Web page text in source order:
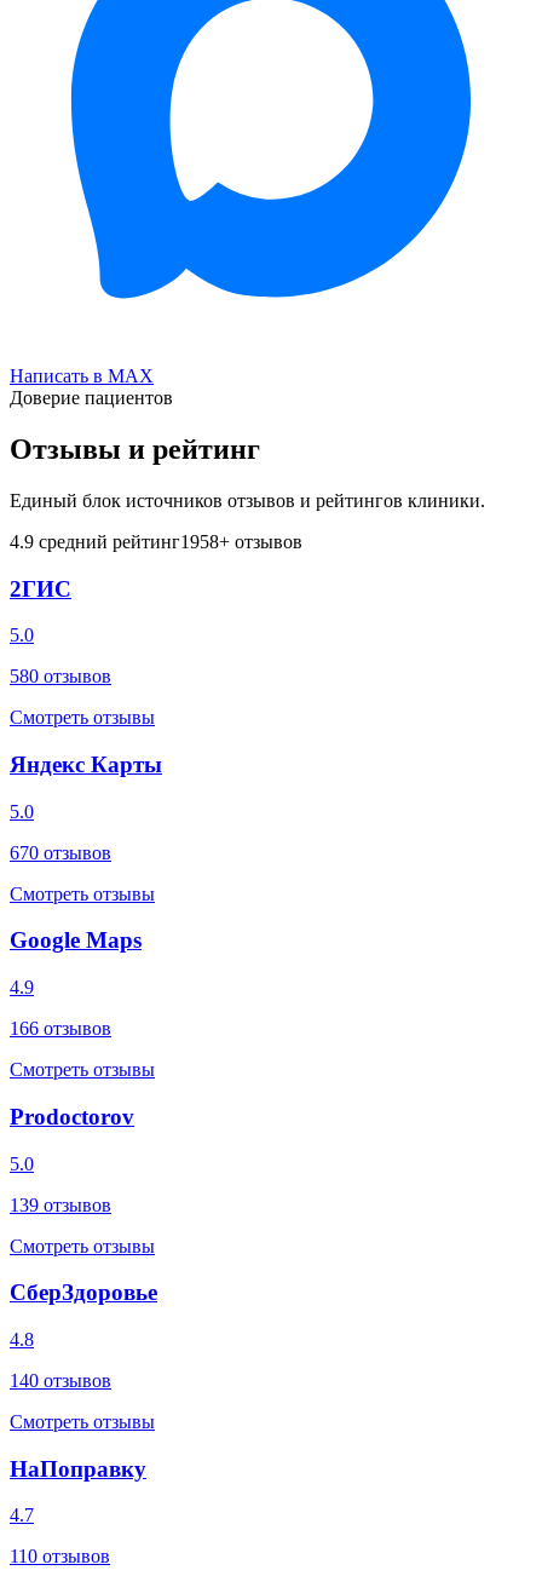
Написать в MAX
Доверие пациентов
Отзывы и рейтинг
Единый блок источников отзывов и рейтингов клиники.
4.9 средний рейтинг1958+ отзывов
2ГИС
5.0
580 отзывов
Смотреть отзывы
Яндекс Карты
5.0
670 отзывов
Смотреть отзывы
Google Maps
4.9
166 отзывов
Смотреть отзывы
Prodoctorov
5.0
139 отзывов
Смотреть отзывы
СберЗдоровье
4.8
140 отзывов
Смотреть отзывы
НаПоправку
4.7
110 отзывов